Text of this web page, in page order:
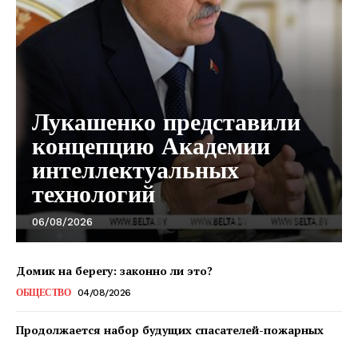
ПОДПИСАТЬСЯ
Редакция "ДВ"
Наша гісторыя
Правила использования материалов
Электронные обращения
Лукашенко представили
концепцию Академии
интеллектуальных
технологий
06/08/2026
Домик на берегу: законно ли это?
ОБЩЕСТВО 04/08/2026
Продолжается набор будущих спасателей-пожарных